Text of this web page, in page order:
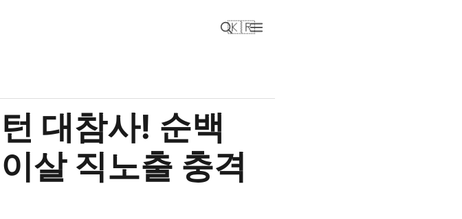
🇰🇷
대참사! 순백
살 직노출 충격